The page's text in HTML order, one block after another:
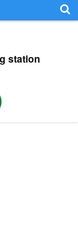
station